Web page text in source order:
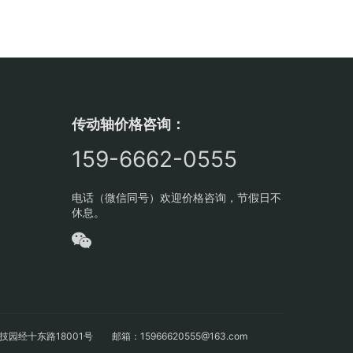
传动轴价格咨询：
159-6662-0555
电话（微信同号）欢迎价格咨询，节假日不
休息。
技园经十东路18001号 邮箱：15966620555@163.com